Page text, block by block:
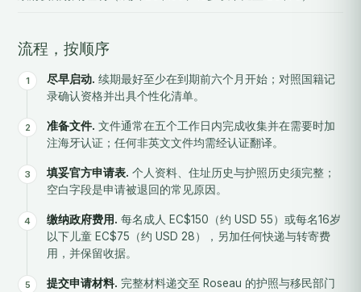
流程，按顺序
尽早启动. 续期最好至少在到期前六个月开始；对照国籍记
录确认资格并出具个性化清单。
准备文件. 文件通常在五个工作日内完成收集并在需要时加
注海牙认证；任何非英文文件均需经认证翻译。
填妥官方申请表. 个人资料、住址历史与护照历史须完整；
空白字段是申请被退回的常见原因。
缴纳政府费用. 每名成人 EC$150（约 USD 55）或每名16岁
以下儿童 EC$75（约 USD 28），另加任何快递与转寄费
用，并保留收据。
提交申请材料. 完整材料递交至 Roseau 的护照与移民部门